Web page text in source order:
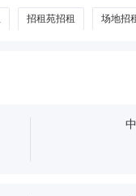
招租苑招租 场地招